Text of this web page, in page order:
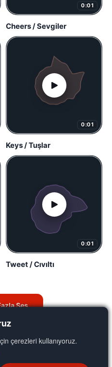
çerezleri kullanıyoruz.
0:01
Cheers / Sevgiler
0:01
Keys / Tuşlar
0:01
Tweet / Cıvıltı
Ses